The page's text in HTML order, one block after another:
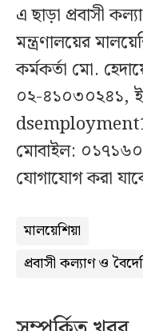
এ ছাড়া প্রবাসী
মন্ত্রণালয়ের
কর্মকর্তা মো.
০২-৪১০৩০২৪১,
মোবাইল:
যোগাযোগ করা
মালয়েশিয়া
প্রবাসী কল্যাণ ও